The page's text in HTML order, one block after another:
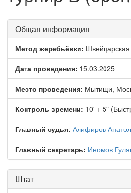
Общая информация
Метод жеребьёвки: Швейцарская
Дата проведения: 15.03.2025
Место проведения: Мытищи,
Контроль времени: 10' + 5"
Главный судья: Алифиров
Главный секретарь: Иномов
Штат